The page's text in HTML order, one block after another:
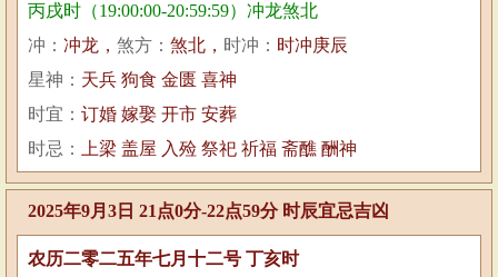
丙戌时（19:00:00-20:59:59）冲龙煞北
冲： 冲龙， 煞方： 煞北， 时冲： 时冲庚辰
星神： 天兵 狗食 金匮 喜神
时宜： 订婚 嫁娶 开市 安葬
时忌：
上梁 盖屋 入殓 祭祀 祈福 斋醮 酬神
2025年9月3日 21点0分-22点59分 时辰宜忌吉凶
农历二零二五年七月十二号 丁亥时